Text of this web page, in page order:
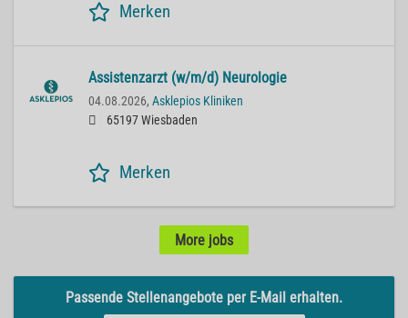
Merken
Assistenzarzt (w/m/d) Neurologie
04.08.2026, Asklepios Kliniken
65197 Wiesbaden
Merken
More jobs
Passende Stellenangebote per E-Mail erhalten.